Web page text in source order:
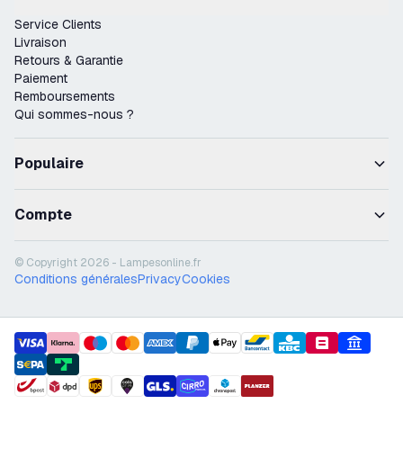
Service Clients
Livraison
Retours & Garantie
Paiement
Remboursements
Qui sommes-nous ?
Populaire
Compte
© Copyright 2026 - Lampesonline.fr
Conditions généralesPrivacyCookies
payment methods
shipment methods